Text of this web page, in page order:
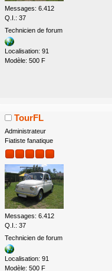
Messages: 6.412
Q.I.: 37
Technicien de forum
Localisation: 91
Modèle: 500 F
TourFL
Administrateur
Fiatiste fanatique
Messages: 6.412
Q.I.: 37
Technicien de forum
Localisation: 91
Modèle: 500 F